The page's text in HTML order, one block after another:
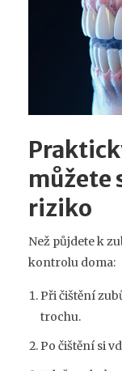
můžete
riziko
Než půjdete k
kontrolu doma:
Při čištění
trochu.
Po čištění si